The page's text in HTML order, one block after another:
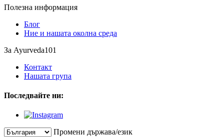
Полезна информация
Блог
Ние и нашата околна среда
За Ayurveda101
Контакт
Нашата група
Последвайте ни:
Промени държава/език